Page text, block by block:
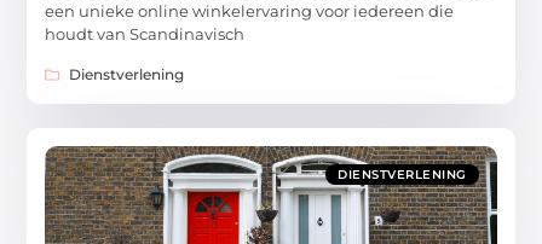
een unieke online winkelervaring voor iedereen die
houdt van Scandinavisch
Dienstverlening
DIENSTVERLENING